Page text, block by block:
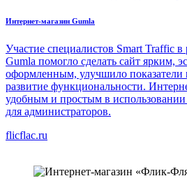
Интернет-магазин Gumla
Участие специалистов Smart Traffic в
Gumla помогло сделать сайт ярким,
оформленным, улучшило показатели
развитие функциональности.
удобным и простым в использовании
для администраторов.
flicflac.ru